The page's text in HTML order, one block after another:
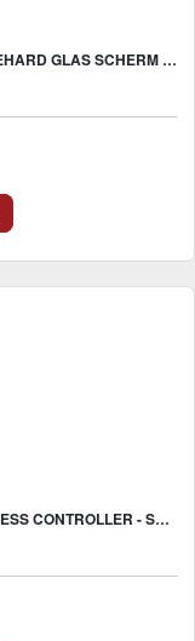
EGOGEAR - ANTI-BLAUW LICHT TEMPERED GEHARD GLAS SCHERM - SCREENPROTECTOR GESCHIKT VOOR SWITCH
EGOGEAR - GAMING PACK - HEADSET - WIRELESS CONTROLLER - SUPPORT - GESCHIKT VOOR SWITCH - PS3 EN PC